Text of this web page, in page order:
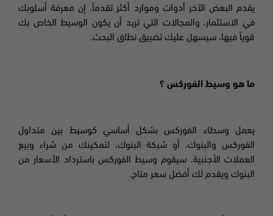
يقدم البعض الآخر أدوات وموارد أكثر تقدماً. إن معرفة أسلوبك
في الاستثمار، والمجالات التي تريد أن يكون الوسيط الخاص بك
قوياً فيها، سيسهل عليك تضييق نطاق البحث.
ما هو وسيط الفوركس ؟
يعمل وسطاء الفوركس بشكل أساسي كوسيط بين متداول
الفوركس والبنوك، أو شبكة البنوك، لتمكينك من شراء وبيع
العملات الأجنبية. سيقوم وسيط الفوركس باسترداد الأسعار من
البنوك ويقدم لك أفضل سعر متاح.